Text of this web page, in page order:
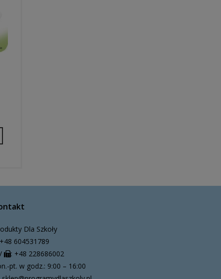
Dla Szkoły
604531789
: +48 228686002
pt. w godz.: 9:00 – 16:00